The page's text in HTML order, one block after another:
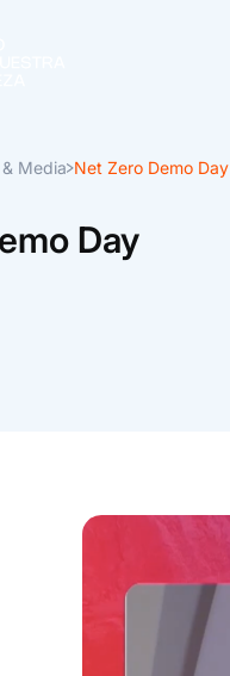
Media Net Zero Demo Day
Day